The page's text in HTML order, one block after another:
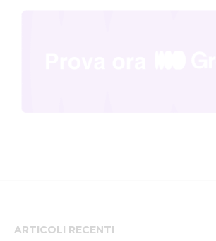
ARTICOLI RECENTI